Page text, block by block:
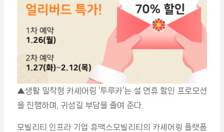
▲생활 밀착형 카셰어링 ‘투루카’는 설 연휴 할인 프로모션
을 진행하며, 귀성길 부담을 줄여 준다.
모빌리티 인프라 기업 휴맥스모빌리티의 카셰어링 플랫폼